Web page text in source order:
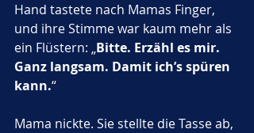
Hand tastete nach Mamas Finger,
und ihre Stimme war kaum mehr als
ein Flüstern: „Bitte. Erzähl es mir.
Ganz langsam. Damit ich’s spüren
kann.“
Mama nickte. Sie stellte die Tasse ab,